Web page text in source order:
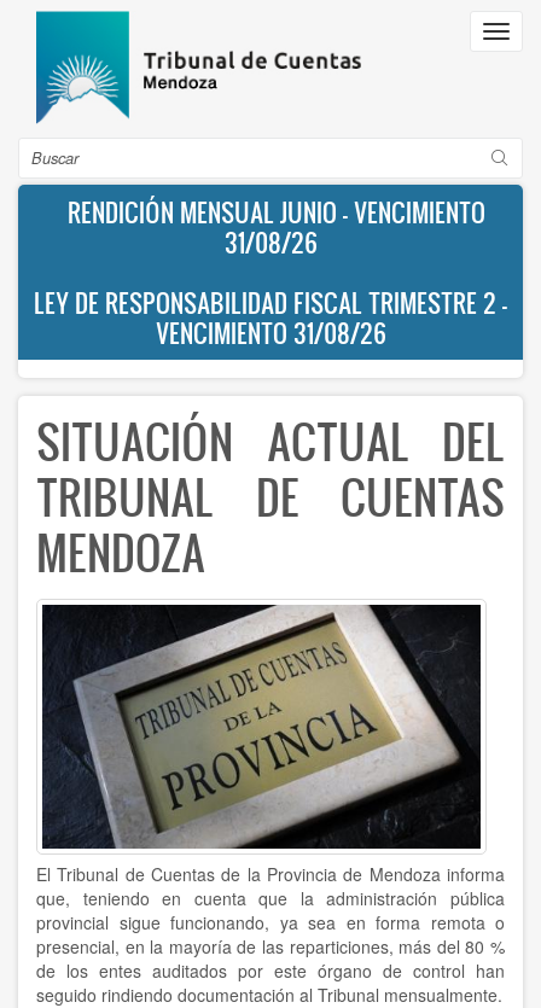
Pasar
contenido
principal
Buscar
RENDICIÓN MENSUAL JUNIO - VENCIMIENTO
31/08/26
LEY DE RESPONSABILIDAD FISCAL TRIMESTRE 2 -
VENCIMIENTO 31/08/26
SITUACIÓN ACTUAL DEL
TRIBUNAL DE CUENTAS
MENDOZA
El Tribunal de Cuentas de la Provincia de Mendoza informa
que, teniendo en cuenta que la administración pública
provincial sigue funcionando, ya sea en forma remota o
presencial, en la mayoría de las reparticiones, más del 80 %
de los entes auditados por este órgano de control han
seguido rindiendo documentación al Tribunal mensualmente.